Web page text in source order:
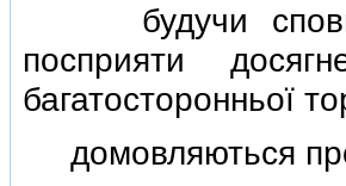
будучи
посприяти
багатосторонньої
домовляються